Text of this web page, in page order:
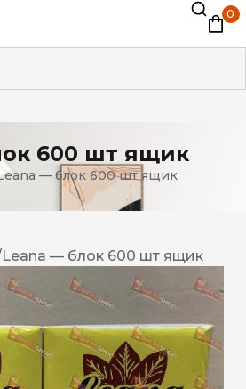
0
600 шт ящик
— блок 600 шт ящик
Leana — блок 600 шт ящик